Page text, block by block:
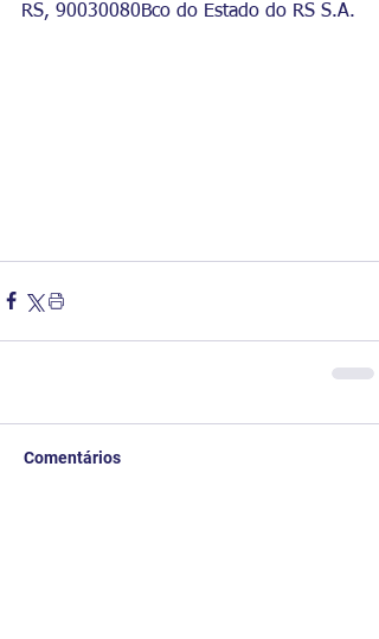
RS, 90030080Bco do Estado do RS S.A.
Comentários